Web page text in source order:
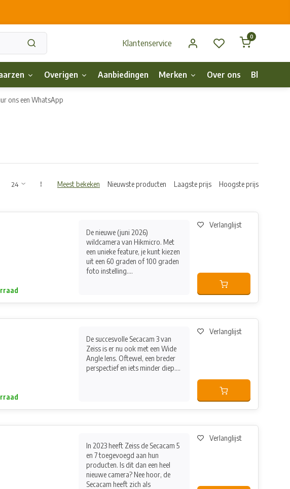
Klantenservice
0
Overigen Aanbiedingen Merken Over ons Blog
ons een WhatsApp
Meest bekeken Nieuwste producten Laagste prijs Hoogste prijs
De nieuwe (juni 2026)
wildcamera van Hikmicro. Met
een unieke feature, je kunt kiezen
uit een 60 graden of 100 graden
foto instelling....
Verlanglijst
De succesvolle Secacam 3 van
Zeiss is er nu ook met een Wide
Angle lens. Oftewel, een breder
perspectief en iets minder diep....
Verlanglijst
In 2023 heeft Zeiss de Secacam 5
en 7 toegevoegd aan hun
producten. Is dit dan een heel
nieuwe camera? Nee hoor, de
Secacam heeft zich als
Verlanglijst